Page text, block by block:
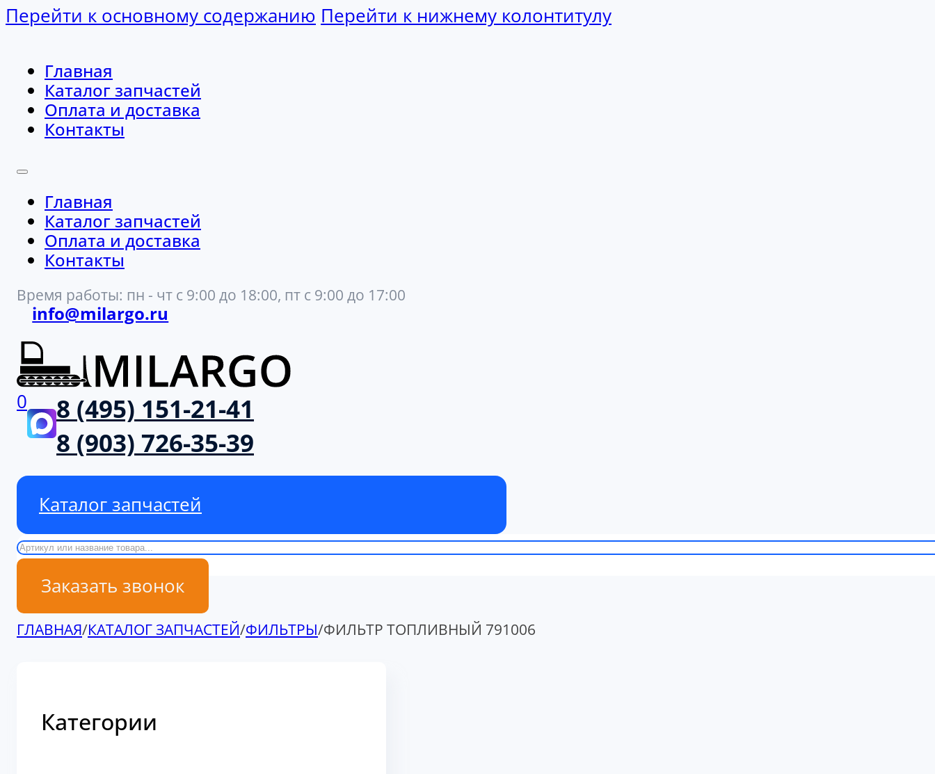
Перейти к основному содержанию Перейти к нижнему колонтитулу
Главная
Каталог запчастей
Оплата и доставка
Контакты
Главная
Каталог запчастей
Оплата и доставка
Контакты
Время работы: пн - чт с 9:00 до 18:00, пт с 9:00 до 17:00
info@milargo.ru
0
8 (495) 151-21-41
8 (903) 726-35-39
Каталог запчастей
Поиск
Заказать звонок
ГЛАВНАЯ/КАТАЛОГ ЗАПЧАСТЕЙ/ФИЛЬТРЫ/ФИЛЬТР ТОПЛИВНЫЙ 791006
Категории